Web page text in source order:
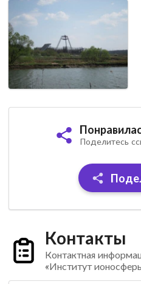
Поделитесь
Контакты
Контактная
«Институт